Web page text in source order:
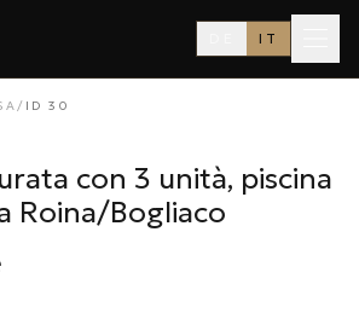
IT
/ ID 30
con 3 unità, piscina
Roina/Bogliaco